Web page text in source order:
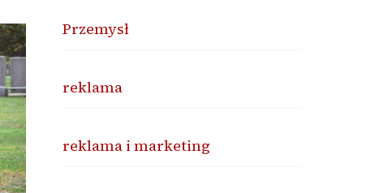
Przemysł
reklama
reklama i marketing